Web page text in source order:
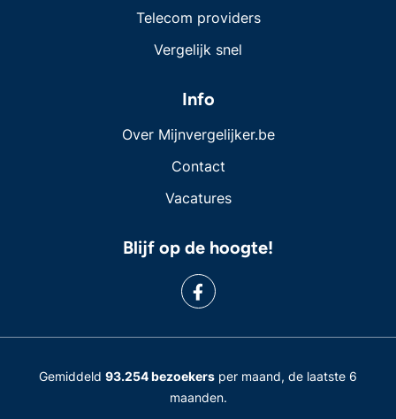
Telecom providers
Vergelijk snel
Info
Over Mijnvergelijker.be
Contact
Vacatures
Blijf op de hoogte!
Gemiddeld 93.254 bezoekers per maand, de laatste 6
maanden.